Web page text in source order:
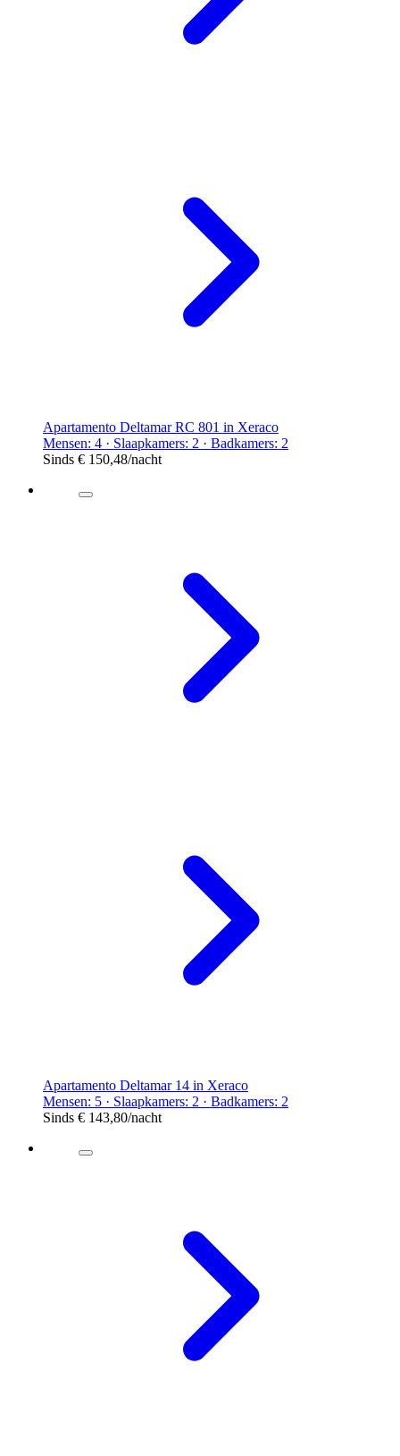
Apartamento Deltamar RC 801 in Xeraco
Mensen: 4 · Slaapkamers: 2 · Badkamers: 2
Sinds € 150,48/nacht
Apartamento Deltamar 14 in Xeraco
Mensen: 5 · Slaapkamers: 2 · Badkamers: 2
Sinds € 143,80/nacht